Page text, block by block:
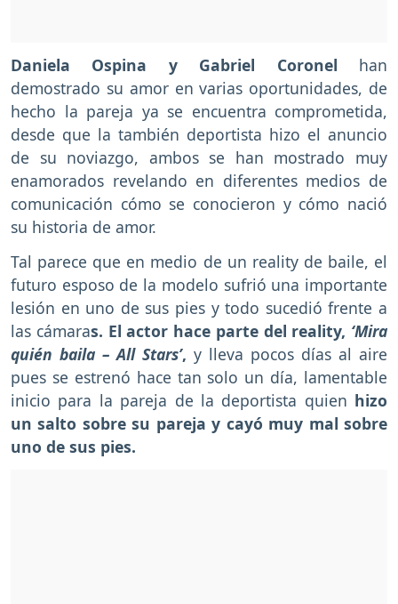
Daniela Ospina y Gabriel Coronel han
demostrado su amor en varias oportunidades, de
hecho la pareja ya se encuentra comprometida,
desde que la también deportista hizo el anuncio
de su noviazgo, ambos se han mostrado muy
enamorados revelando en diferentes medios de
comunicación cómo se conocieron y cómo nació
su historia de amor.
Tal parece que en medio de un reality de baile, el
futuro esposo de la modelo sufrió una importante
lesión en uno de sus pies y todo sucedió frente a
las cámaras. El actor hace parte del reality, ‘Mira
quién baila – All Stars’, y lleva pocos días al aire
pues se estrenó hace tan solo un día, lamentable
inicio para la pareja de la deportista quien hizo
un salto sobre su pareja y cayó muy mal sobre
uno de sus pies.